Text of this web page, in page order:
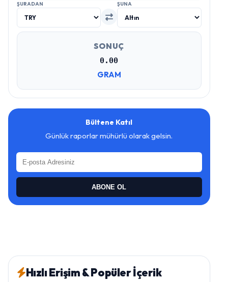
ŞURADAN ŞUNA
SONUÇ
0.00
GRAM
Bültene Katıl
Günlük raporlar mühürlü olarak gelsin.
ABONE OL
Hızlı Erişim & Popüler İçerik